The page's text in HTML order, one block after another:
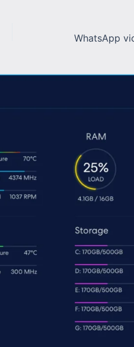
WhatsApp